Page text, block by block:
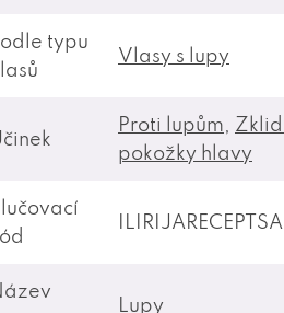
typu
Vlasy s lupy
Proti lupům,
pokožky hlavy
Lupy